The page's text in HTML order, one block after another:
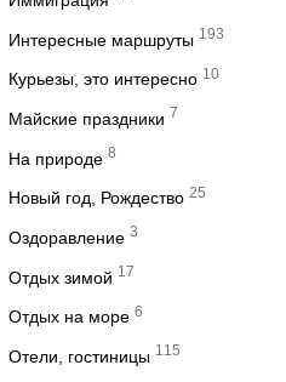
Интересные маршруты 193
Курьезы, это интересно 10
Майские праздники 7
На природе 8
Новый год, Рождество 25
Оздоравление 3
Отдых зимой 17
Отдых на море 6
Отели, гостиницы 115